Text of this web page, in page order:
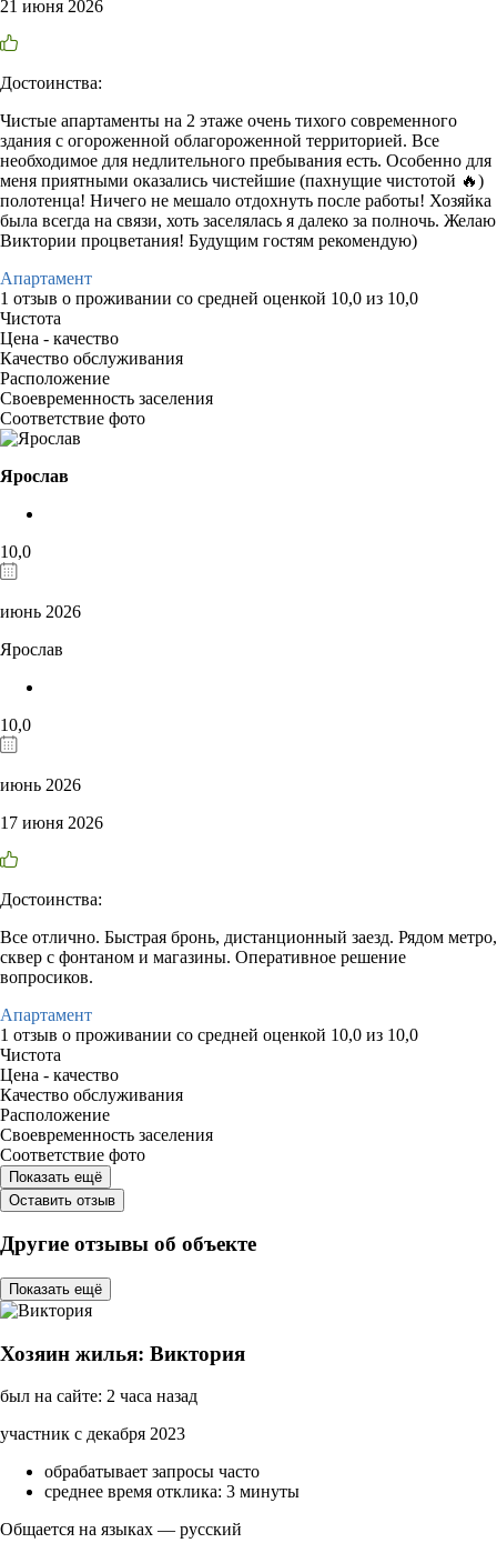
21 июня 2026
Достоинства:
Чистые апартаменты на 2 этаже очень тихого современного
здания с огороженной облагороженной территорией. Все
необходимое для недлительного пребывания есть. Особенно для
меня приятными оказались чистейшие (пахнущие чистотой 🔥)
полотенца! Ничего не мешало отдохнуть после работы! Хозяйка
была всегда на связи, хоть заселялась я далеко за полночь. Желаю
Виктории процветания! Будущим гостям рекомендую)
Апартамент
1 отзыв о проживании со средней оценкой 10,0 из 10,0
Чистота
Цена - качество
Качество обслуживания
Расположение
Своевременность заселения
Соответствие фото
Ярослав
10,0
июнь 2026
Ярослав
10,0
июнь 2026
17 июня 2026
Достоинства:
Все отлично. Быстрая бронь, дистанционный заезд. Рядом метро,
сквер с фонтаном и магазины. Оперативное решение
вопросиков.
Апартамент
1 отзыв о проживании со средней оценкой 10,0 из 10,0
Чистота
Цена - качество
Качество обслуживания
Расположение
Своевременность заселения
Соответствие фото
Показать ещё
Оставить отзыв
Другие отзывы об объекте
Показать ещё
Хозяин жилья: Виктория
был на сайте: 2 часа назад
участник с декабря 2023
обрабатывает запросы часто
среднее время отклика: 3 минуты
Общается на языках — русский